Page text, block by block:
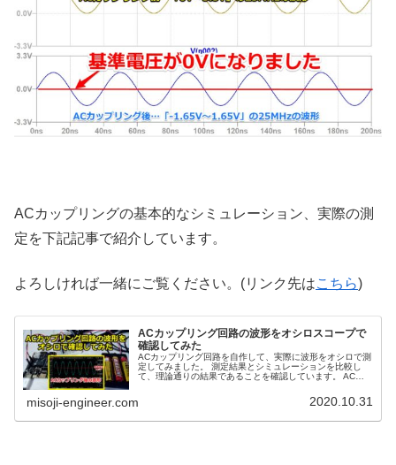
ACカップリングの基本的なシミュレーション、実際の測
定を下記記事で紹介しています。
よろしければ一緒にご覧ください。(リンク先はこちら)
ACカップリング回路の波形をオシロスコープで
確認してみた
ACカップリング回路を自作して、実際に波形をオシロで測
定してみました。 測定結果とシミュレーションを比較し
て、理論通りの結果であることを確認しています。 ACカ
misoji-engineer.com 2020.10.31